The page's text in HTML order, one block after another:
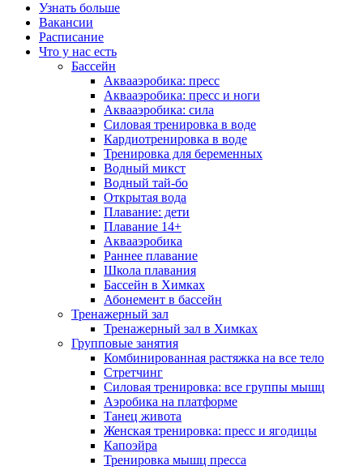
Узнать больше
Вакансии
Расписание
Что у нас есть
Бассейн
Аквааэробика: пресс
Аквааэробика: пресс и ноги
Аквааэробика: сила
Силовая тренировка в воде
Кардиотренировка в воде
Тренировка для беременных
Водный микст
Водный тай-бо
Открытая вода
Плавание: дети
Плавание 14+
Аквааэробика
Раннее плавание
Школа плавания
Бассейн в Химках
Абонемент в бассейн
Тренажерный зал
Тренажерный зал в Химках
Групповые занятия
Комбинированная растяжка на все тело
Стретчинг
Силовая тренировка: все группы мышц
Аэробика на платформе
Танец живота
Женская тренировка: пресс и ягодицы
Капоэйра
Тренировка мышц пресса